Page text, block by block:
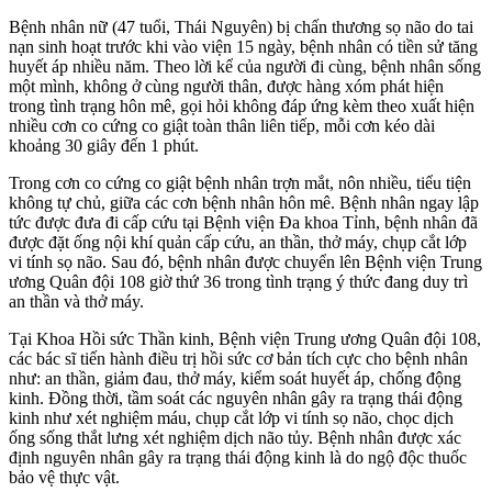
Bệnh nhân nữ (47 tuổi, Thái Nguyên) bị chấn thương sọ não do tai
nạn sinh hoạt trước khi vào viện 15 ngày, bệnh nhân có tiền sử tăng
huyết áp nhiều năm. Theo lời kể của người đi cùng, bệnh nhân sống
một mình, không ở cùng người thân, được hàng xóm phát hiện
trong tình trạng hôn mê, gọi hỏi không đáp ứng kèm theo xuất hiện
nhiều cơn co cứng co giật toàn thân liên tiếp, mỗi cơn kéo dài
khoảng 30 giây đến 1 phút.
Trong cơn co cứng co giật bệnh nhân trợn mắt, nôn nhiều, tiểu tiện
không tự chủ, giữa các cơn bệnh nhân hôn mê. Bệnh nhân ngay lập
tức được đưa đi cấp cứu tại Bệnh viện Đa khoa Tỉnh, bệnh nhân đã
được đặt ống nội khí quản cấp cứu, an thần, thở máy, chụp cắt lớp
vi tính sọ não. Sau đó, bệnh nhân được chuyển lên Bệnh viện Trung
ương Quân đội 108 giờ thứ 36 trong tình trạng ý thức đang duy trì
an thần và thở máy.
Tại Khoa Hồi sức Thần kinh, Bệnh viện Trung ương Quân đội 108,
các bác sĩ tiến hành điều trị hồi sức cơ bản tích cực cho bệnh nhân
như: an thần, giảm đau, thở máy, kiểm soát huyết áp, chống động
kinh. Đồng thời, tầm soát các nguyên nhân gây ra trạng thái động
kinh như xét nghiệm máu, chụp cắt lớp vi tính sọ não, chọc dịch
ống sống thắt lưng xét nghiệm dịch não tủy. Bệnh nhân được xác
định nguyên nhân gây ra trạng thái động kinh là do ngộ độc thuốc
bảo vệ thực vật.